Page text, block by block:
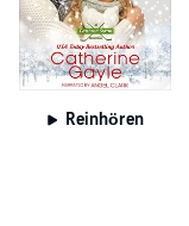
Reinhören